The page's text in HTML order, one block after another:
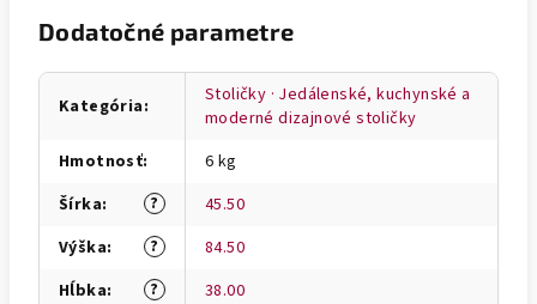
Dodatočné parametre
Kategória:
Stoličky · Jedálenské, kuchynské a
moderné dizajnové stoličky
Hmotnosť:
6 kg
?
Šírka:
45.50
?
Výška:
84.50
?
Hĺbka:
38.00